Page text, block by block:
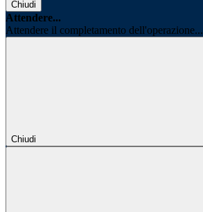
Chiudi
Attendere...
Attendere il completamento dell'operazione...
Chiudi